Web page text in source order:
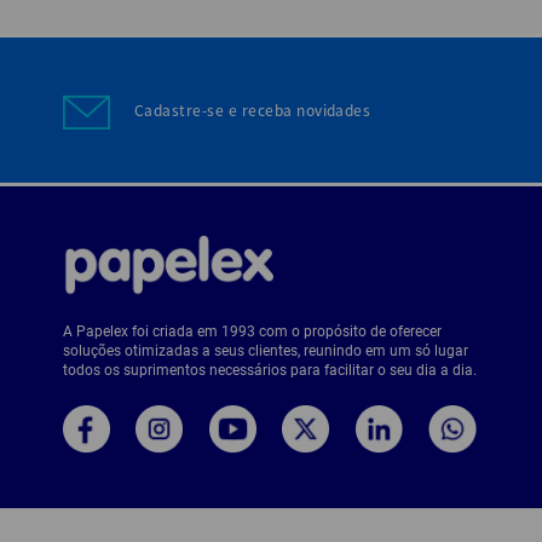
As
As
Planners
Os
de
Cadastre-se e receba novidades
A Papelex foi criada em 1993 com o propósito de oferecer
soluções otimizadas a seus clientes, reunindo em um só lugar
todos os suprimentos necessários para facilitar o seu dia a dia.